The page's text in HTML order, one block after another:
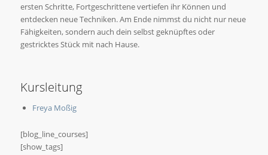
ersten Schritte, Fortgeschrittene vertiefen ihr Können und
entdecken neue Techniken. Am Ende nimmst du nicht nur neue
Fähigkeiten, sondern auch dein selbst geknüpftes oder
gestricktes Stück mit nach Hause.
Kursleitung
Freya Moßig
[blog_line_courses]
[show_tags]